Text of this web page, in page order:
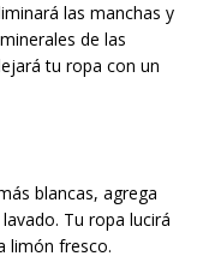
las manchas y
de las
tu ropa con un
blancas, agrega
Tu ropa lucirá
limón fresco.